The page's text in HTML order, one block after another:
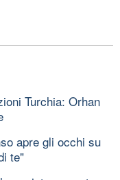
Turchia: Orhan
apre gli occhi su
te"